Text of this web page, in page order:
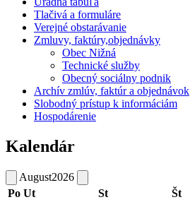
Tlačivá a formuláre
Verejné obstarávanie
Zmluvy, faktúry,objednávky
Obec Nižná
Technické služby
Obecný sociálny podnik
Archív zmlúv, faktúr a objednávok
Slobodný prístup k informáciám
Hospodárenie
Kalendár
August2026
Po Ut St Št